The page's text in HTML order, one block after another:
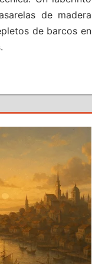
de madera
de barcos en